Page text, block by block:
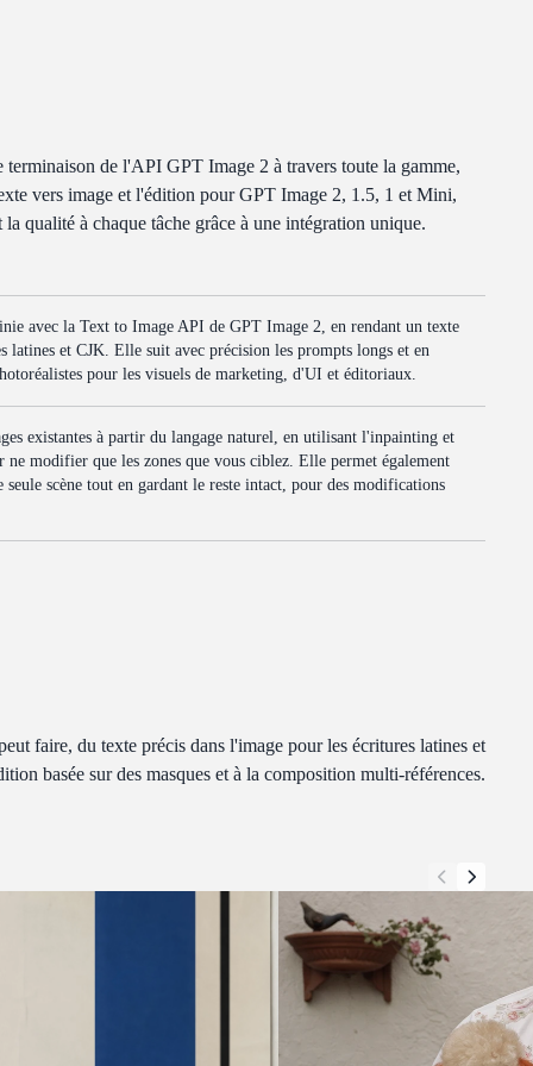
terminaison de l'API GPT Image 2 à travers toute la gamme,
vers image et l'édition pour GPT Image 2, 1.5, 1 et Mini,
qualité à chaque tâche grâce à une intégration unique.
avec la Text to Image API de GPT Image 2, en rendant un texte
latines et CJK. Elle suit avec précision les prompts longs et en
pour les visuels de marketing, d'UI et éditoriaux.
existantes à partir du langage naturel, en utilisant l'inpainting et
ne modifier que les zones que vous ciblez. Elle permet également
seule scène tout en gardant le reste intact, pour des modifications
faire, du texte précis dans l'image pour les écritures latines et
basée sur des masques et à la composition multi-références.